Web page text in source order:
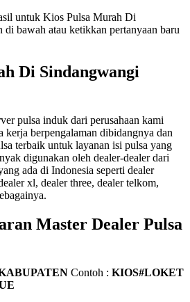
untuk Kios Pulsa Murah Di
di bawah atau ketikkan pertanyaan baru
Di Sindangwangi
pulsa induk dari perusahaan kami
kerja berpengalaman dibidangnya dan
terbaik untuk layanan isi pulsa yang
digunakan oleh dealer-dealer dari
ada di Indonesia seperti dealer
xl, dealer three, dealer telkom,
Master Dealer Pulsa
Contoh : KIOS#LOKET